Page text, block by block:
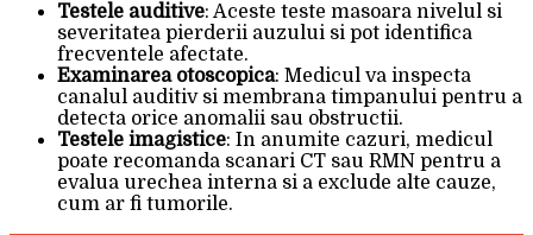
Testele auditive: Aceste teste masoara nivelul si
severitatea pierderii auzului si pot identifica
frecventele afectate.
Examinarea otoscopica: Medicul va inspecta
canalul auditiv si membrana timpanului pentru a
detecta orice anomalii sau obstructii.
Testele imagistice: In anumite cazuri, medicul
poate recomanda scanari CT sau RMN pentru a
evalua urechea interna si a exclude alte cauze,
cum ar fi tumorile.